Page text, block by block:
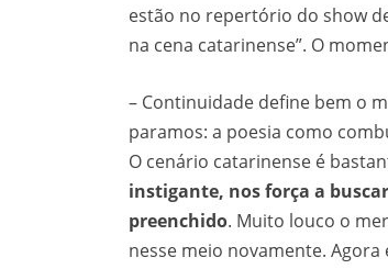
estão no repertório do show
na cena catarinense”. O
– Continuidade define bem o
paramos: a poesia como
O cenário catarinense é
instigante, nos força a
preenchido. Muito louco o
nesse meio novamente.